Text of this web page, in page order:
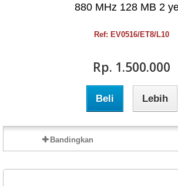
880 MHz 128 MB 2
Ref: EV0516/ET8/L10
Rp‎. 1.500.000
Beli Lebih
Bandingkan